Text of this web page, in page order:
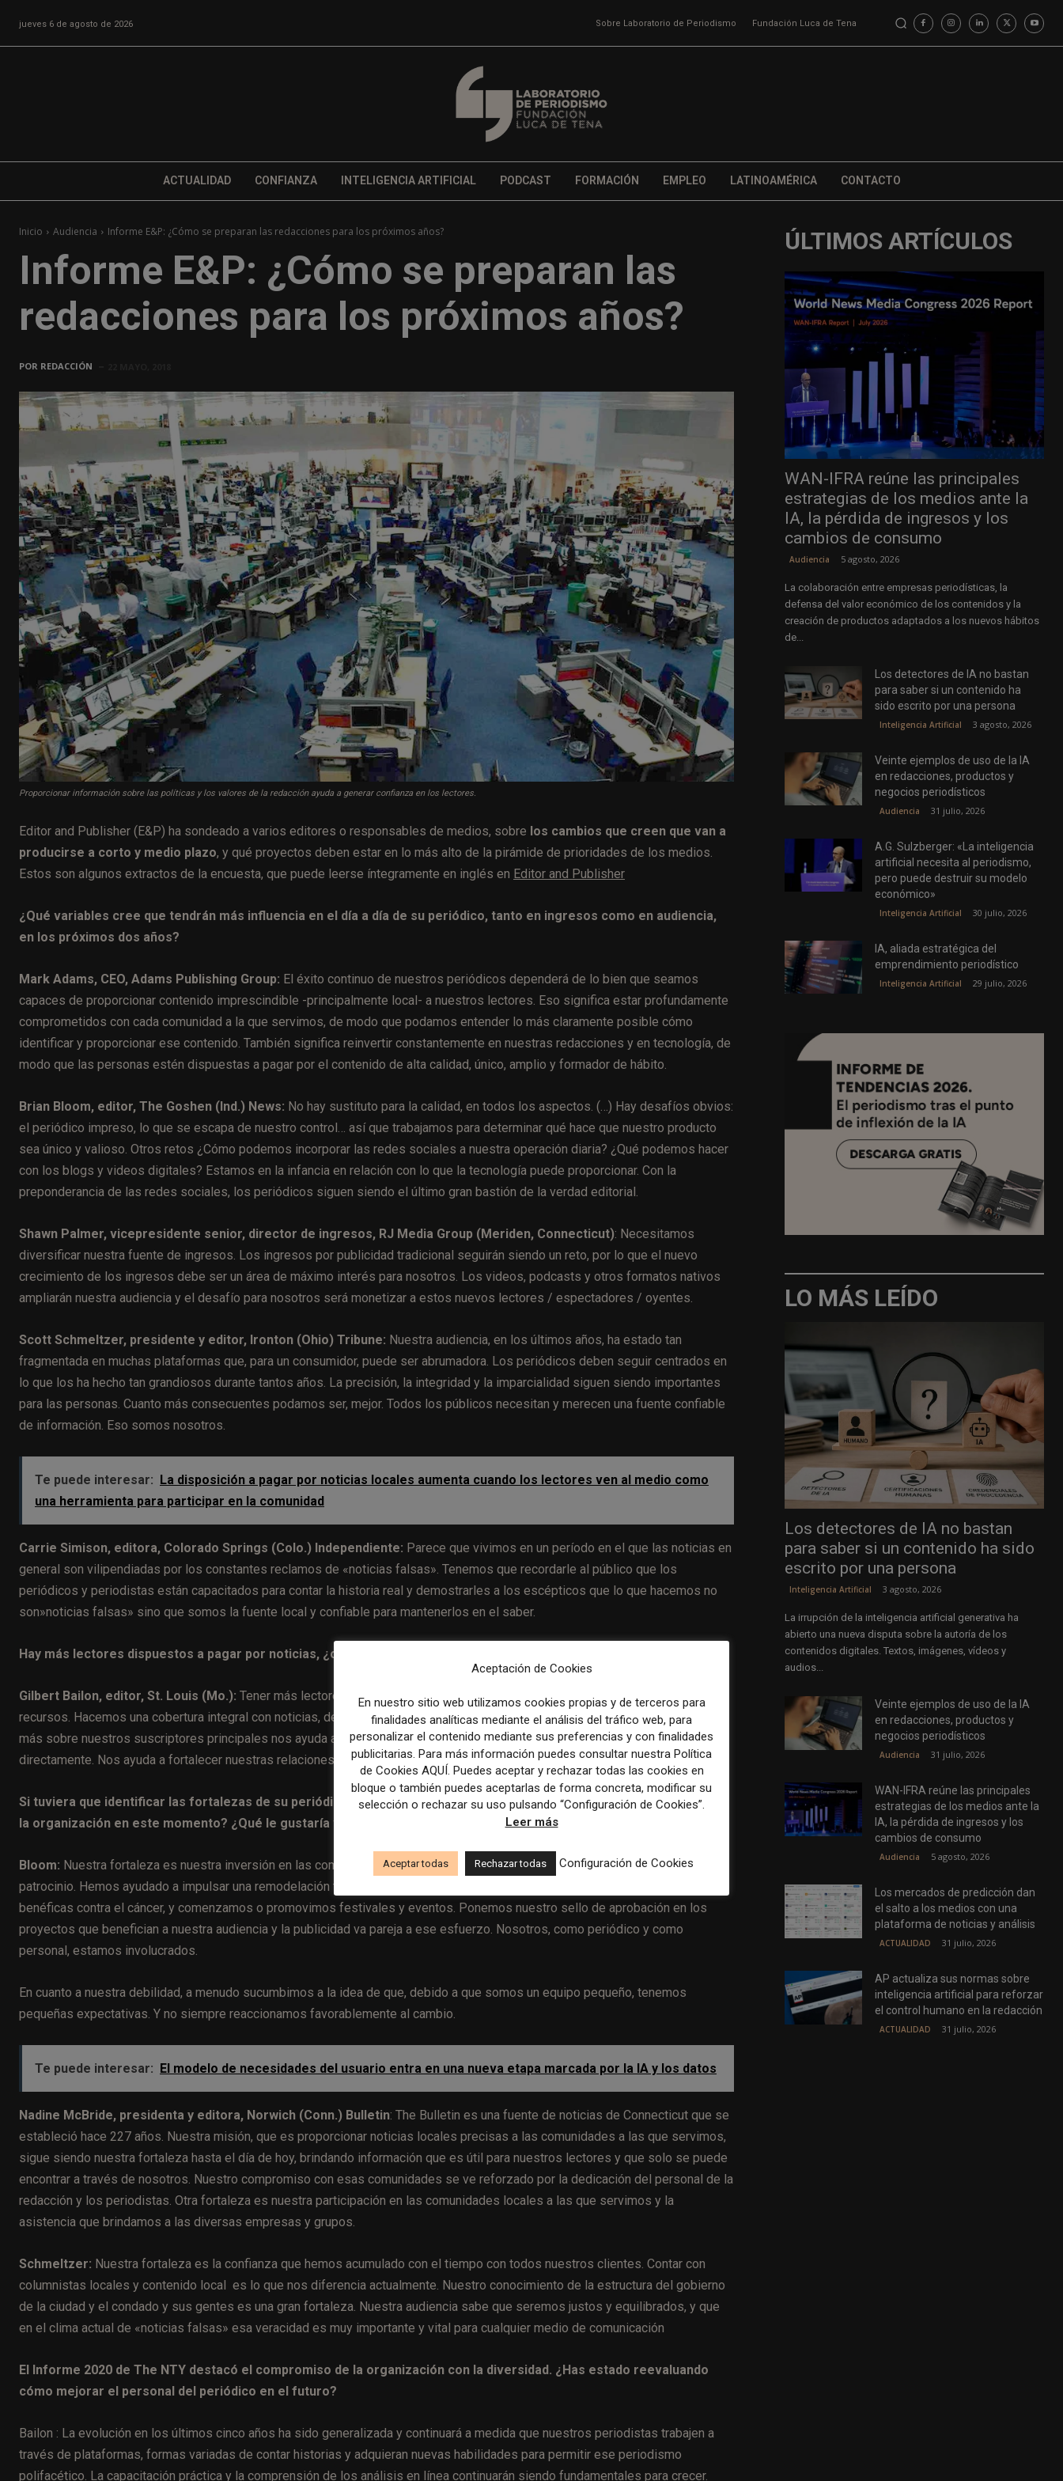
jueves 6 de agosto de 2026 Sobre Laboratorio de Periodismo Fundación Luca de Tena
ACTUALIDAD CONFIANZA INTELIGENCIA ARTIFICIAL PODCAST FORMACIÓN EMPLEO LATINOAMÉRICA CONTACTO
Inicio Audiencia Informe E&P: ¿Cómo se preparan las redacciones para los próximos años?
Informe E&P: ¿Cómo se preparan las
redacciones para los próximos años?
POR REDACCIÓN
Proporcionar información sobre las políticas y los valores de la redacción ayuda a generar confianza en los lectores.
Editor and Publisher (E&P) ha sondeado a varios editores o responsables de medios, sobre los cambios que creen que van a
producirse a corto y medio plazo, y qué proyectos deben estar en lo más alto de la pirámide de prioridades de los medios.
Estos son algunos extractos de la encuesta, que puede leerse íntegramente en inglés en Editor and Publisher
¿Qué variables cree que tendrán más influencia en el día a día de su periódico, tanto en ingresos como en audiencia,
en los próximos dos años?
Mark Adams, CEO, Adams Publishing Group: El éxito continuo de nuestros periódicos dependerá de lo bien que seamos
capaces de proporcionar contenido imprescindible -principalmente local- a nuestros lectores. Eso significa estar profundamente
comprometidos con cada comunidad a la que servimos, de modo que podamos entender lo más claramente posible cómo
identificar y proporcionar ese contenido. También significa reinvertir constantemente en nuestras redacciones y en tecnología, de
modo que las personas estén dispuestas a pagar por el contenido de alta calidad, único, amplio y formador de hábito.
Brian Bloom, editor, The Goshen (Ind.) News: No hay sustituto para la calidad, en todos los aspectos. (…) Hay desafíos obvios:
el periódico impreso, lo que se escapa de nuestro control… así que trabajamos para determinar qué hace que nuestro producto
sea único y valioso. Otros retos ¿Cómo podemos incorporar las redes sociales a nuestra operación diaria? ¿Qué podemos hacer
con los blogs y videos digitales? Estamos en la infancia en relación con lo que la tecnología puede proporcionar. Con la
preponderancia de las redes sociales, los periódicos siguen siendo el último gran bastión de la verdad editorial.
Shawn Palmer, vicepresidente senior, director de ingresos, RJ Media Group (Meriden, Connecticut): Necesitamos
diversificar nuestra fuente de ingresos. Los ingresos por publicidad tradicional seguirán siendo un reto, por lo que el nuevo
crecimiento de los ingresos debe ser un área de máximo interés para nosotros. Los videos, podcasts y otros formatos nativos
ampliarán nuestra audiencia y el desafío para nosotros será monetizar a estos nuevos lectores / espectadores / oyentes.
Scott Schmeltzer, presidente y editor, Ironton (Ohio) Tribune: Nuestra audiencia, en los últimos años, ha estado tan
fragmentada en muchas plataformas que, para un consumidor, puede ser abrumadora. Los periódicos deben seguir centrados en
lo que los ha hecho tan grandiosos durante tantos años. La precisión, la integridad y la imparcialidad siguen siendo importantes
para las personas. Cuanto más consecuentes podamos ser, mejor. Todos los públicos necesitan y merecen una fuente confiable
de información. Eso somos nosotros.
Te puede interesar:
La disposición a pagar por noticias locales aumenta cuando los lectores ven al medio como
una herramienta para participar en la comunidad
Carrie Simison, editora, Colorado Springs (Colo.) Independiente: Parece que vivimos en un período en el que las noticias en
general son vilipendiadas por los constantes reclamos de «noticias falsas». Tenemos que recordarle al público que los
periódicos y periodistas están capacitados para contar la historia real y demostrarles a los escépticos que lo que hacemos no
son»noticias falsas» sino que somos la fuente local y confiable para mantenerlos en el saber.
Hay más lectores dispuestos a pagar por noticias, ¿cómo puede afectar en el futuro a los periódicos?
Gilbert Bailon, editor, St. Louis (Mo.): Tener más lectores dispuestos a pagar por nuestro contenido nos ayuda a asignar más
recursos. Hacemos una cobertura integral con noticias, deportes, negocios, arte y entretenimiento, y esto no tiene rival. Saber
más sobre nuestros suscriptores principales nos ayuda a interactuar con ellos y escuchar sus ideas y comentarios
directamente. Nos ayuda a fortalecer nuestras relaciones con nuestros lectores más leales e investidos.
Si tuviera que identificar las fortalezas de su periódico, ¿cuáles serían? ¿Cuáles considera que son las debilidades de
la organización en este momento? ¿Qué le gustaría ver cambiado de aquí a 2020?
Bloom: Nuestra fortaleza es nuestra inversión en las comunidades a las que servimos, tanto en cobertura de noticias como en
patrocinio. Hemos ayudado a impulsar una remodelación teatral en Main Street. Ayudamos a recaudar dinero para organizaciones
benéficas contra el cáncer, y comenzamos o promovimos festivales y eventos. Ponemos nuestro sello de aprobación en los
proyectos que benefician a nuestra audiencia y la publicidad va pareja a ese esfuerzo. Nosotros, como periódico y como
personal, estamos involucrados.
En cuanto a nuestra debilidad, a menudo sucumbimos a la idea de que, debido a que somos un equipo pequeño, tenemos
pequeñas expectativas. Y no siempre reaccionamos favorablemente al cambio.
Te puede interesar: El modelo de necesidades del usuario entra en una nueva etapa marcada por la IA y los datos
Nadine McBride, presidenta y editora, Norwich (Conn.) Bulletin: The Bulletin es una fuente de noticias de Connecticut que se
estableció hace 227 años. Nuestra misión, que es proporcionar noticias locales precisas a las comunidades a las que servimos,
sigue siendo nuestra fortaleza hasta el día de hoy, brindando información que es útil para nuestros lectores y que solo se puede
encontrar a través de nosotros. Nuestro compromiso con esas comunidades se ve reforzado por la dedicación del personal de la
redacción y los periodistas. Otra fortaleza es nuestra participación en las comunidades locales a las que servimos y la
asistencia que brindamos a las diversas empresas y grupos.
Schmeltzer: Nuestra fortaleza es la confianza que hemos acumulado con el tiempo con todos nuestros clientes. Contar con
columnistas locales y contenido local es lo que nos diferencia actualmente. Nuestro conocimiento de la estructura del gobierno
de la ciudad y el condado y sus gentes es una gran fortaleza. Nuestra audiencia sabe que seremos justos y equilibrados, y que
en el clima actual de «noticias falsas» esa veracidad es muy importante y vital para cualquier medio de comunicación
El Informe 2020 de The NTY destacó el compromiso de la organización con la diversidad. ¿Has estado reevaluando
cómo mejorar el personal del periódico en el futuro?
Bailon : La evolución en los últimos cinco años ha sido generalizada y continuará a medida que nuestros periodistas trabajen a
través de plataformas, formas variadas de contar historias y adquieran nuevas habilidades para permitir ese periodismo
polifacético. La capacitación práctica y la comprensión de los análisis en línea continuarán siendo fundamentales para crecer.
ÚLTIMOS ARTÍCULOS
WAN-IFRA reúne las principales
estrategias de los medios ante la
IA, la pérdida de ingresos y los
cambios de consumo
Audiencia 5 agosto, 2026
La colaboración entre empresas periodísticas, la
defensa del valor económico de los contenidos y la
creación de productos adaptados a los nuevos hábitos
de...
Los detectores de IA no bastan
para saber si un contenido ha
sido escrito por una persona
Inteligencia Artificial 3 agosto, 2026
Veinte ejemplos de uso de la IA
en redacciones, productos y
negocios periodísticos
Audiencia 31 julio, 2026
A.G. Sulzberger: «La inteligencia
artificial necesita al periodismo,
pero puede destruir su modelo
económico»
Inteligencia Artificial 30 julio, 2026
IA, aliada estratégica del
emprendimiento periodístico
Inteligencia Artificial 29 julio, 2026
LO MÁS LEÍDO
Los detectores de IA no bastan
para saber si un contenido ha sido
escrito por una persona
Inteligencia Artificial 3 agosto, 2026
La irrupción de la inteligencia artificial generativa ha
abierto una nueva disputa sobre la autoría de los
contenidos digitales. Textos, imágenes, vídeos y
audios...
Veinte ejemplos de uso de la IA
en redacciones, productos y
negocios periodísticos
Audiencia 31 julio, 2026
WAN-IFRA reúne las principales
estrategias de los medios ante la
IA, la pérdida de ingresos y los
cambios de consumo
Audiencia 5 agosto, 2026
Los mercados de predicción dan
el salto a los medios con una
plataforma de noticias y análisis
ACTUALIDAD 31 julio, 2026
AP actualiza sus normas sobre
inteligencia artificial para reforzar
el control humano en la redacción
ACTUALIDAD 31 julio, 2026
Aceptación de Cookies
En nuestro sitio web utilizamos cookies propias y de terceros para
finalidades analíticas mediante el análisis del tráfico web, para
personalizar el contenido mediante sus preferencias y con finalidades
publicitarias. Para más información puedes consultar nuestra Política
de Cookies AQUÍ. Puedes aceptar y rechazar todas las cookies en
bloque o también puedes aceptarlas de forma concreta, modificar su
selección o rechazar su uso pulsando “Configuración de Cookies”.
Leer más
Aceptar todas Rechazar todas Configuración de Cookies